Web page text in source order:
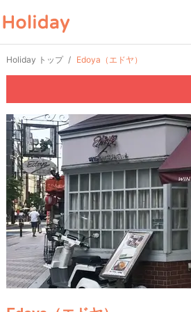
Holiday トップ Edoya（エドヤ）